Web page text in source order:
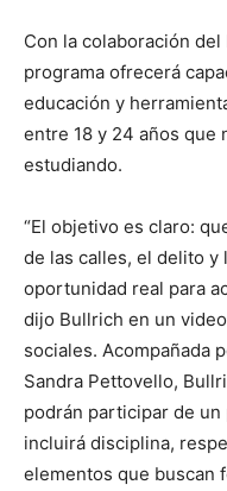
Con la colaboración
programa ofrecerá
educación y
entre 18 y 24 años que
estudiando.
“El objetivo es claro:
de las calles, el delito y
oportunidad real para
dijo Bullrich en un
sociales. Acompañada
Sandra Pettovello,
podrán participar de
incluirá disciplina,
elementos que buscan